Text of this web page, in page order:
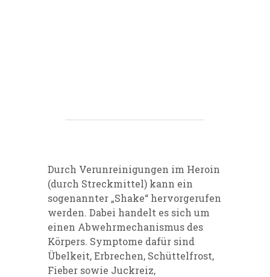
Durch Verunreinigungen im Heroin
(durch Streckmittel) kann ein
sogenannter „Shake“ hervorgerufen
werden. Dabei handelt es sich um
einen Abwehrmechanismus des
Körpers. Symptome dafür sind
Übelkeit, Erbrechen, Schüttelfrost,
Fieber sowie Juckreiz,